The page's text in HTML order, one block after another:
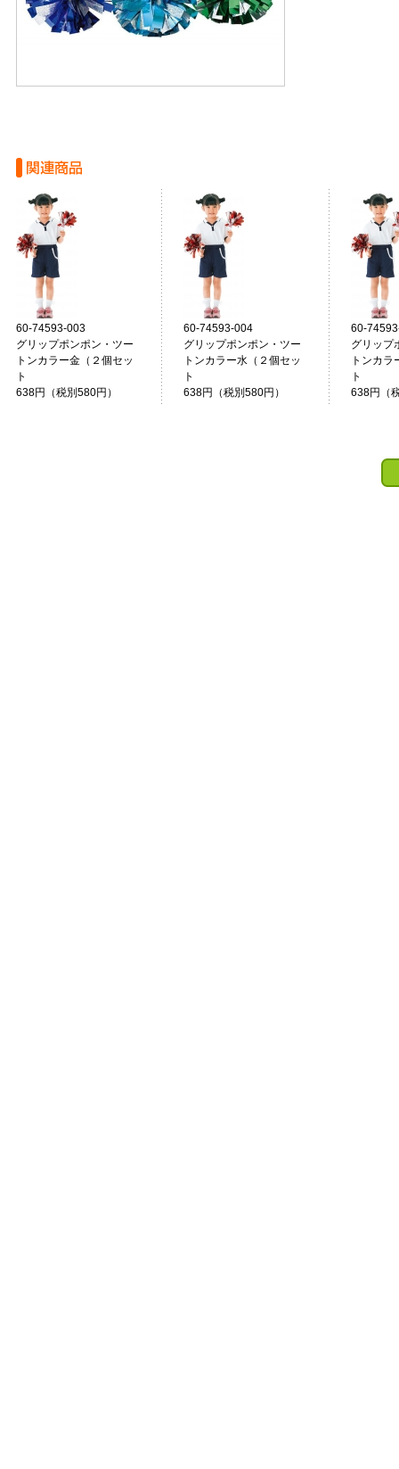
60-74593-003
グリップポンポン・ツー
トンカラー金（２個セッ
ト
638円（税別580円）
60-74593-004
グリップポンポン・ツー
トンカラー水（２個セッ
ト
638円（税別580円）
60-
グリップ
トンカラ
ト
638円（